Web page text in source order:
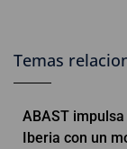
Temas
ABAST
Iberia con un